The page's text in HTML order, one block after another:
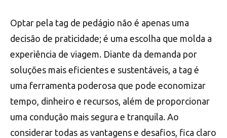
Optar pela tag de pedágio não é apenas uma
decisão de praticidade; é uma escolha que molda a
experiência de viagem. Diante da demanda por
soluções mais eficientes e sustentáveis, a tag é
uma ferramenta poderosa que pode economizar
tempo, dinheiro e recursos, além de proporcionar
uma condução mais segura e tranquila. Ao
considerar todas as vantagens e desafios, fica claro